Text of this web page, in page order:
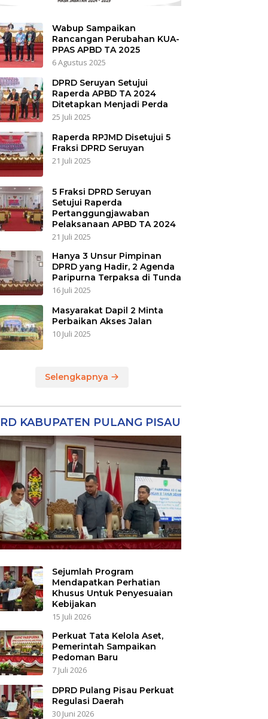
Wabup Sampaikan
Rancangan Perubahan KUA-
PPAS APBD TA 2025
6 Agustus 2025
DPRD Seruyan Setujui
Raperda APBD TA 2024
Ditetapkan Menjadi Perda
25 Juli 2025
Raperda RPJMD Disetujui 5
Fraksi DPRD Seruyan
21 Juli 2025
5 Fraksi DPRD Seruyan
Setujui Raperda
Pertanggungjawaban
Pelaksanaan APBD TA 2024
21 Juli 2025
Hanya 3 Unsur Pimpinan
DPRD yang Hadir, 2 Agenda
Paripurna Terpaksa di Tunda
16 Juli 2025
Masyarakat Dapil 2 Minta
Perbaikan Akses Jalan
10 Juli 2025
Selengkapnya
KABUPATEN PULANG PISAU
Sejumlah Program
Mendapatkan Perhatian
Khusus Untuk Penyesuaian
Kebijakan
15 Juli 2026
Perkuat Tata Kelola Aset,
Pemerintah Sampaikan
Pedoman Baru
7 Juli 2026
DPRD Pulang Pisau Perkuat
Regulasi Daerah
30 Juni 2026